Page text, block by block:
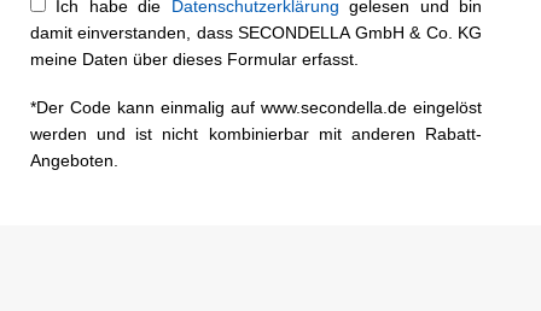
Ich habe die Datenschutzerklärung gelesen und bin
damit einverstanden, dass SECONDELLA GmbH & Co. KG
meine Daten über dieses Formular erfasst.
*Der Code kann einmalig auf www.secondella.de eingelöst
werden und ist nicht kombinierbar mit anderen Rabatt-
Angeboten.